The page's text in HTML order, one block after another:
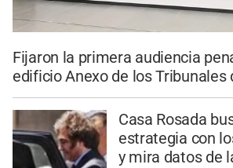
Fijaron la primera audiencia
edificio Anexo de los Tribunales
Casa Rosada
estrategia con
y mira datos de